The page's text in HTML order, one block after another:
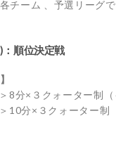
チーム 、予選リーグ
順位決定戦
8分×３クォーター制（
10分×３クォーター制